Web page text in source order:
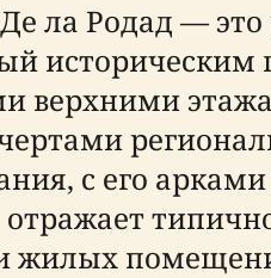
ла Родад —
историческим
верхними
с его
жилых